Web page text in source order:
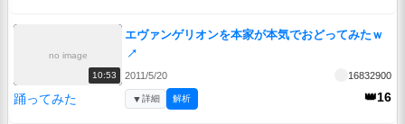
no image
10:53
エヴァンゲリオンを本家が本気でおどってみたｗ
↗
2011/5/20 16832900
踊ってみた 👑16
▼詳細 解析